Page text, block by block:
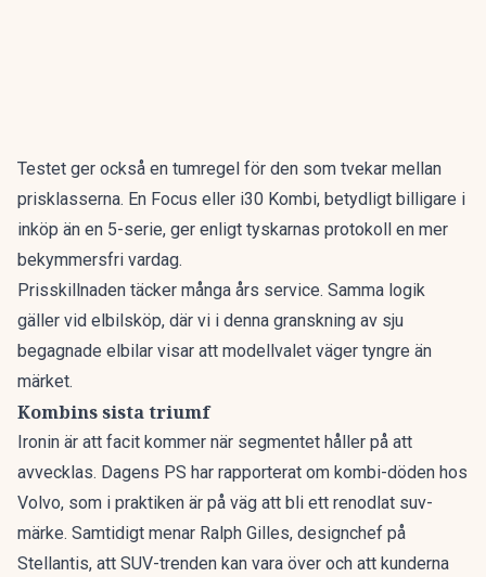
Testet ger också en tumregel för den som tvekar mellan
prisklasserna. En Focus eller i30 Kombi, betydligt billigare i
inköp än en 5-serie, ger enligt tyskarnas protokoll en mer
bekymmersfri vardag.
Prisskillnaden täcker många års service. Samma logik
gäller vid elbilsköp, där vi i denna granskning av sju
begagnade elbilar visar att modellvalet väger tyngre än
märket.
Kombins sista triumf
Ironin är att facit kommer när segmentet håller på att
avvecklas. Dagens PS har rapporterat om kombi-döden hos
Volvo, som i praktiken är på väg att bli ett renodlat suv-
märke. Samtidigt menar Ralph Gilles, designchef på
Stellantis, att SUV-trenden kan vara över och att kunderna